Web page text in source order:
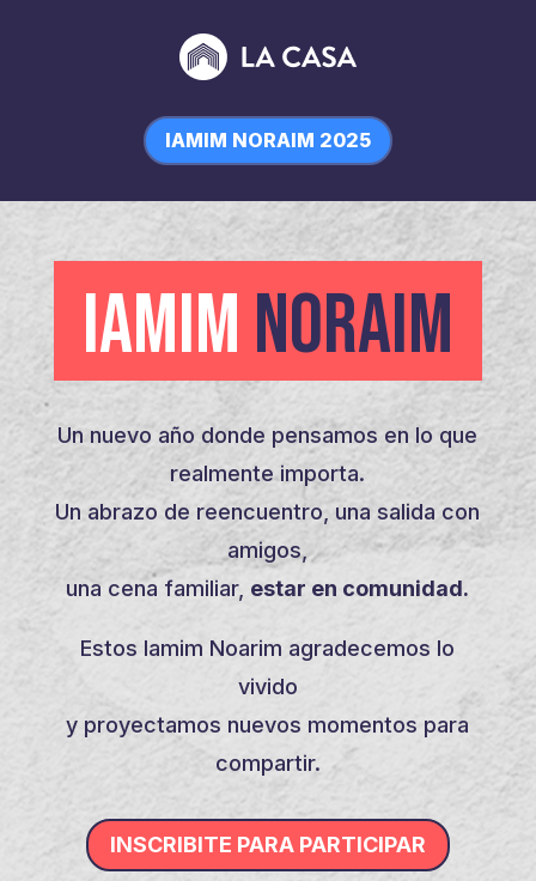
IAMIM NORAIM 2025
IAMIM NORAIM
Un nuevo año donde pensamos en lo que
realmente importa.
Un abrazo de reencuentro, una salida con
amigos,
una cena familiar, estar en comunidad.
Estos Iamim Noarim agradecemos lo
vivido
y proyectamos nuevos momentos para
compartir.
INSCRIBITE PARA PARTICIPAR